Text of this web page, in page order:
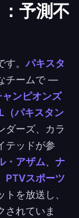
予測不
す。パキスタ
チームで —
ンピオンズ
（パキスタン
ダーズ、カラ
テッドが参
・アザム、 ナ
PTVスポーツ
を放送し、
されていま